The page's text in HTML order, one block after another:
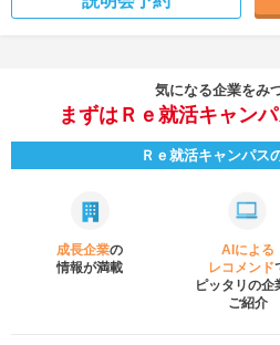
気になる企業をみ
まずはＲｅ就活キャン
Ｒｅ就活キャンパス
成長企業の
情報が満載
AIによる
レコメンド
ピッタリの企
ご紹介